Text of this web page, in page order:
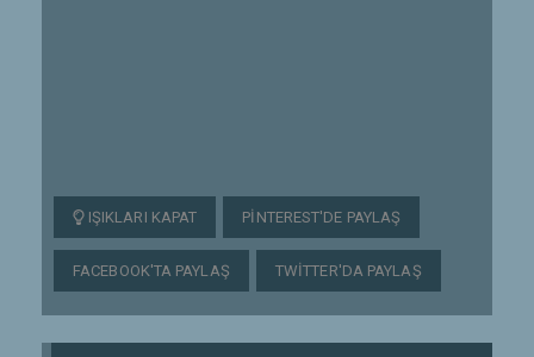
IŞIKLARI KAPAT PINTEREST'DE PAYLAŞ
FACEBOOK'TA PAYLAŞ TWITTER'DA PAYLAŞ